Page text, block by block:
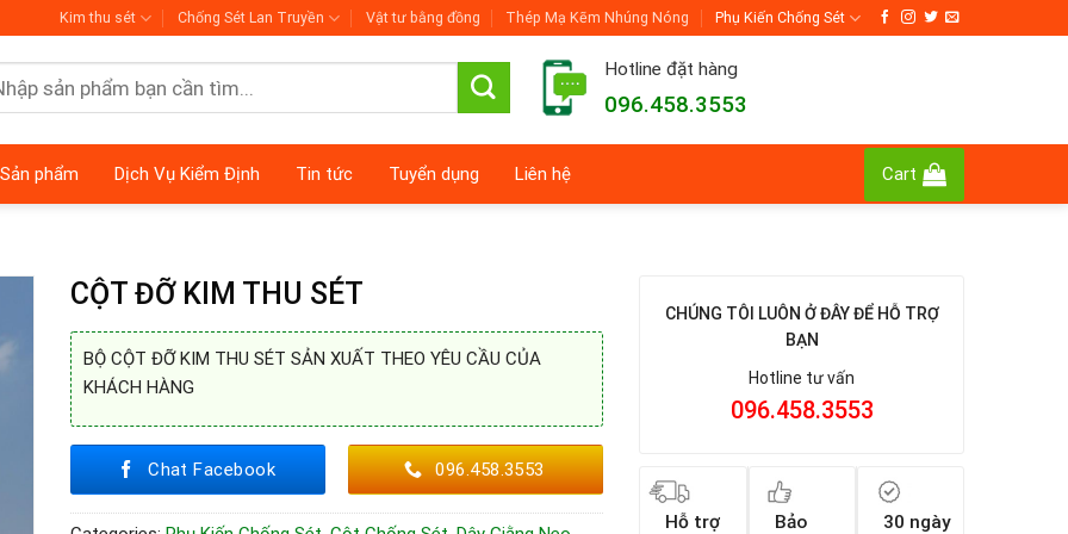
Kim thu sét Chống Sét Lan Truyền Vật tư bằng đồng Thép Mạ Kẽm Nhúng Nóng Phụ Kiến Chống Sét
Hotline đặt hàng
096.458.3553
Sản phẩm Dịch Vụ Kiểm Định Tin tức Tuyển dụng Liên hệ Cart
CỘT ĐỠ KIM THU SÉT
BỘ CỘT ĐỠ KIM THU SÉT SẢN XUẤT THEO YÊU CẦU CỦA
KHÁCH HÀNG
Chat Facebook 096.458.3553
CHÚNG TÔI LUÔN Ở ĐÂY ĐỂ HỖ TRỢ
BẠN
Hotline tư vấn
096.458.3553
Hỗ trợ
Bảo
30 ngày